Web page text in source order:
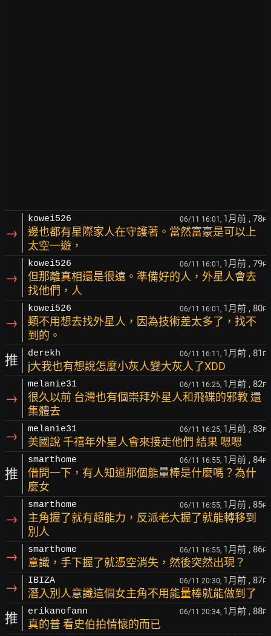
→
kowei526 06/11 16:01, 1月前 , 78F
邊也都有星際家人在守護著。當然富豪是可以上
太空一遊，
→
kowei526 06/11 16:01, 1月前 , 79F
但那離真相還是很遠。準備好的人，外星人會去
找他們，人
→
kowei526 06/11 16:01, 1月前 , 80F
類不用想去找外星人，因為技術差太多了，找不
到的。
推 derekh 06/11 16:11, 1月前 , 81 F
j大我也有想說怎麼小灰人變大灰人了XDD
→
melanie31 06/11 16:25, 1月前 , 82F
很久以前 台灣也有個崇拜外星人和飛碟的邪教 還
集體去
→ melanie31 06/11 16:25, 1月前 , 83F
美國說 千禧年外星人會來接走他們 結果 嗯嗯
推
smarthome 06/11 16:55, 1月前 , 84F
借問一下，有人知道那個能量棒是什麼嗎？為什
麼女
→
smarthome 06/11 16:55, 1月前 , 85F
主角握了就有超能力，反派老大握了就能轉移到
別人
→ smarthome 06/11 16:55, 1月前 , 86F
意識，手下握了就憑空消失，然後突然出現？
→ IBIZA 06/11 20:30, 1月前 , 87F
潛入別人意識這個女主角不用能量棒就能做到了
推 erikanofann 06/11 20:34, 1月前 , 88F
真的普 看史伯拍情懷的而已